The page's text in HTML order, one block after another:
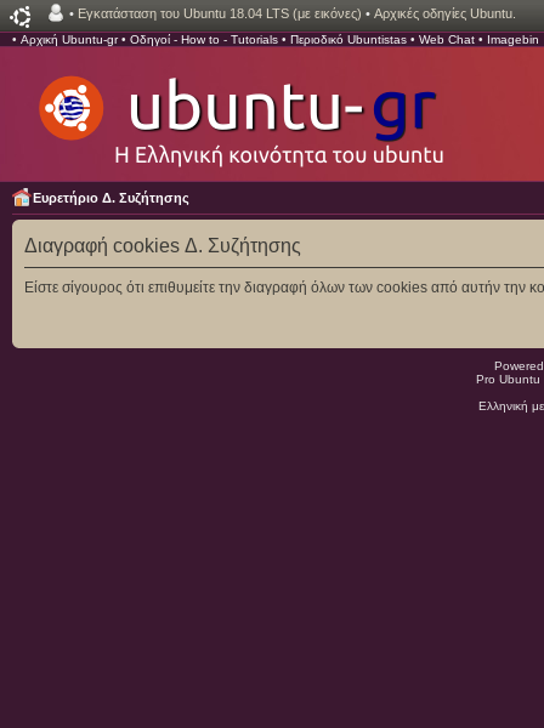
• Εγκατάσταση του Ubuntu 18.04 LTS (με εικόνες) • Αρχικές οδηγίες Ubuntu.
• Αρχική Ubuntu-gr• Οδηγοί - How to - Tutorials • Περιοδικό Ubuntistas • Web Chat • Imagebin
Ευρετήριο Δ. Συζήτησης
Διαγραφή cookies Δ. Συζήτησης
Είστε σίγουρος ότι επιθυμείτε την διαγραφή όλων των cookies από αυτήν την
Pro
Ελληνική